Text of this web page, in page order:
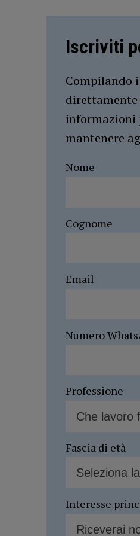
Iscriviti
Compilando
direttamente
informazioni
mantenere
Nome
Cognome
Email
Numero
Professione
Fascia di età
Interesse